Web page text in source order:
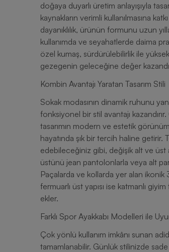
doğaya duyarlı üretim anlayışıyla
kaynakların verimli kullanılmasına
dayanıklılık, ürünün formunu uzun
kullanımda ve seyahatlerde daima
özel kumaş, sürdürülebilirlik ile
gezegenin geleceğine değer
Kombin Avantajı Yaratan Tasarım Stili
Sokak modasının dinamik ruhunu
fonksiyonel bir stil avantajı
tasarımın modern ve estetik
hayatında şık bir tercih haline getirir.
edebileceğiniz gibi, değişik alt ve üst
üstünü jean pantolonlarla veya alt
Paçalarda ve kollarda yer alan
fermuarlı üst yapısı ise katmanlı
ekler.
Farklı Spor Ayakkabı Modelleri ile
Çok yönlü kullanım imkânı sunan
tamamlanabilir. Günlük stilinizde